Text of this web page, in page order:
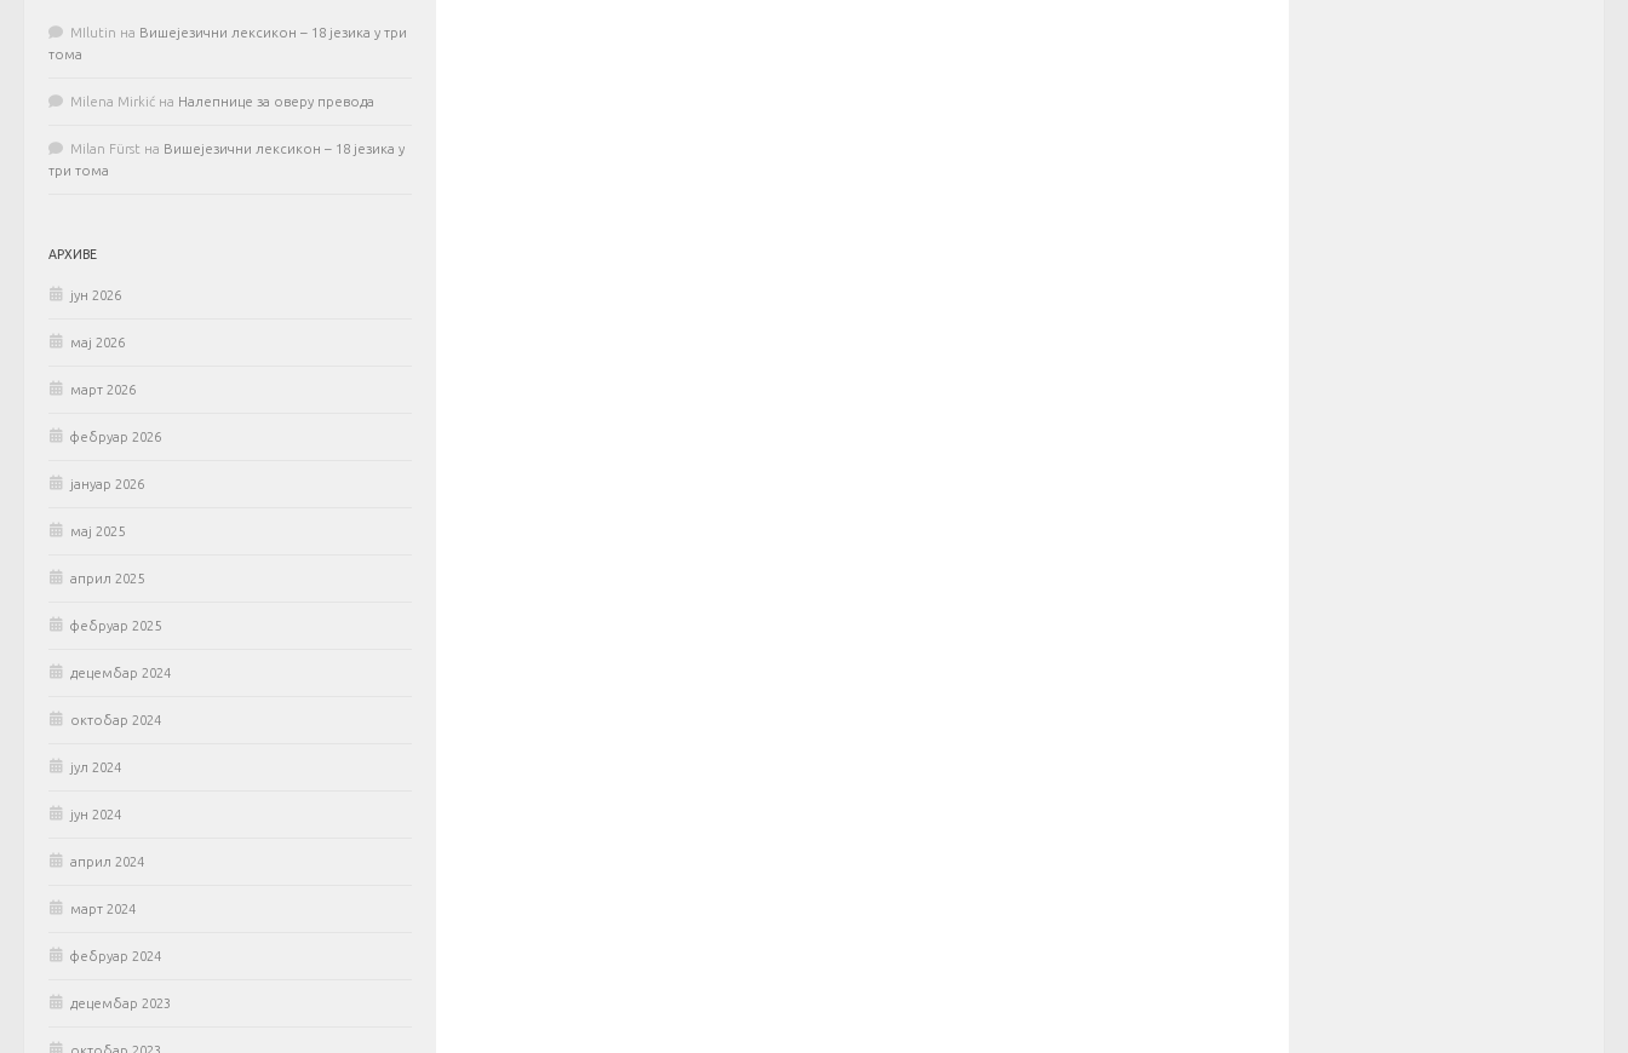
MIlutin на Вишејезични лексикон – 18 језика у три
тома
Milena Mirkić на Налепнице за оверу превода
Milan Fürst на Вишејезични лексикон – 18 језика у
три тома
АРХИВЕ
јун 2026
мај 2026
март 2026
фебруар 2026
јануар 2026
мај 2025
април 2025
фебруар 2025
децембар 2024
октобар 2024
јул 2024
јун 2024
април 2024
март 2024
фебруар 2024
децембар 2023